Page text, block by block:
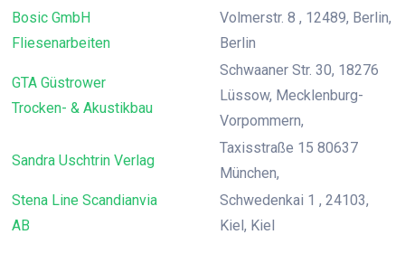
Bosic GmbH
Fliesenarbeiten
Volmerstr. 8 , 12489, Berlin,
Berlin
GTA Güstrower
Trocken- & Akustikbau
Schwaaner Str. 30, 18276
Lüssow, Mecklenburg-
Vorpommern,
Sandra Uschtrin Verlag
Taxisstraße 15 80637
München,
Stena Line Scandianvia
AB
Schwedenkai 1 , 24103,
Kiel, Kiel